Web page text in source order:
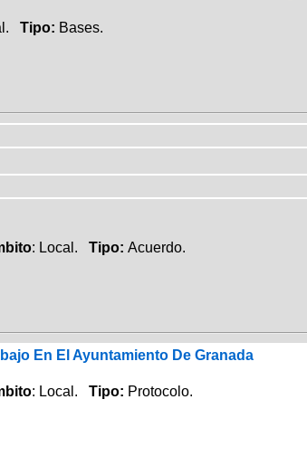
Tipo: Bases.
: Local. Tipo: Acuerdo.
En El Ayuntamiento De Granada
: Local. Tipo: Protocolo.